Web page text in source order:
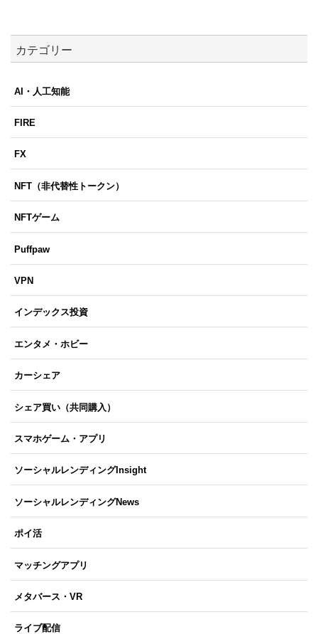
カテゴリー
AI・人工知能
FIRE
FX
NFT（非代替性トークン）
NFTゲーム
Puffpaw
VPN
インデックス投資
エンタメ・ホビー
カーシェア
シェア買い（共同購入）
スマホゲーム・アプリ
ソーシャルレンディングInsight
ソーシャルレンディングNews
ポイ活
マッチングアプリ
メタバース・VR
ライブ配信